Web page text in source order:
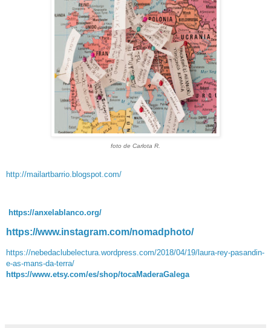
foto de Carlota R.
http://mailartbarrio.blogspot.com/
https://anxelablanco.org/
https://www.instagram.com/nomadphoto/
https://nebedaclubelectura.wordpress.com/2018/04/19/laura-rey-pasandin-
e-as-mans-da-terra/
https://www.etsy.com/es/shop/tocaMaderaGalega